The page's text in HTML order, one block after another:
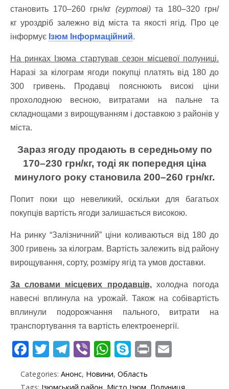
становить 170–260 грн/кг (гуртові)та 180–320 грн/
кг уроздріб залежно від міста та якості ягід. Про це
інформує Ізюм Інформаційний.
На ринках Ізюма стартував сезон місцевої полуниці.
Наразі за кілограм ягоди покупці платять від 180 до
300 гривень. Продавці пояснюють високі ціни
прохолодною весною, витратами на пальне та
складнощами з вирощуванням і доставкою з районів у
міста.
Зараз ягоду продають в середньому по
170–230 грн/кг, тоді як попередня ціна
минулого року становила 200–260 грн/кг.
Попит поки що невеликий, оскільки для багатьох
покупців вартість ягоди залишається високою.
На ринку “Залізничний” ціни коливаються від 180 до
300 гривень за кілограм. Вартість залежить від району
вирощування, сорту, розміру ягід та умов доставки.
За словами місцевих продавців,холодна погода
навесні вплинула на урожай. Також на собівартість
вплинули подорожчання пального, витрати на
транспортування та вартість електроенергії.
F
e
T
itt
T
e
Vi
er
W
at
S
y
Pr
t ai
Categories: Анонс, Новини, Область